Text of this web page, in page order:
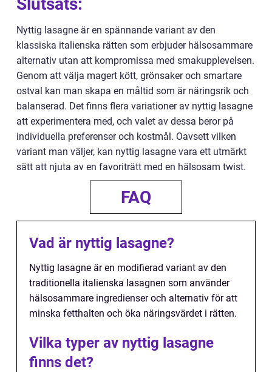
Slutsats:
Nyttig lasagne är en spännande variant av den
klassiska italienska rätten som erbjuder hälsosammare
alternativ utan att kompromissa med smakupplevelsen.
Genom att välja magert kött, grönsaker och smartare
ostval kan man skapa en måltid som är näringsrik och
balanserad. Det finns flera variationer av nyttig lasagne
att experimentera med, och valet av dessa beror på
individuella preferenser och kostmål. Oavsett vilken
variant man väljer, kan nyttig lasagne vara ett utmärkt
sätt att njuta av en favoriträtt med en hälsosam twist.
FAQ
Vad är nyttig lasagne?
Nyttig lasagne är en modifierad variant av den
traditionella italienska lasagnen som använder
hälsosammare ingredienser och alternativ för att
minska fetthalten och öka näringsvärdet i rätten.
Vilka typer av nyttig lasagne
finns det?